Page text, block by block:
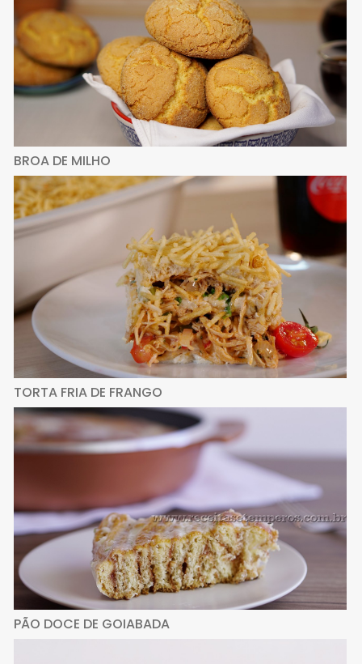
BROA DE MILHO
TORTA FRIA DE FRANGO
PÃO DOCE DE GOIABADA